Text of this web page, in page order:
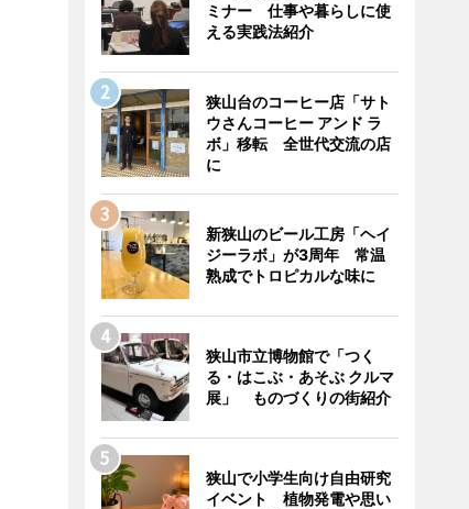
ミナー 仕事や暮らしに使
える実践法紹介
狭山台のコーヒー店「サト
ウさんコーヒー アンド ラ
ボ」移転 全世代交流の店
に
新狭山のビール工房「ヘイ
ジーラボ」が3周年 常温
熟成でトロピカルな味に
狭山市立博物館で「つく
る・はこぶ・あそぶ クルマ
展」 ものづくりの街紹介
狭山で小学生向け自由研究
イベント 植物発電や思い